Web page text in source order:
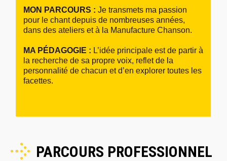
MON PARCOURS :Je transmets ma passion
pour le chant depuis de nombreuses années,
dans des ateliers et à la Manufacture Chanson.
MA PÉDAGOGIE : L’idée principale est de partir à
la recherche de sa propre voix, reflet de la
personnalité de chacun et d’en explorer toutes les
facettes.
PARCOURS PROFESSIONNEL